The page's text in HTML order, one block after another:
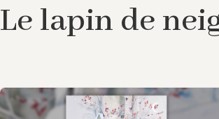
Le lapin de